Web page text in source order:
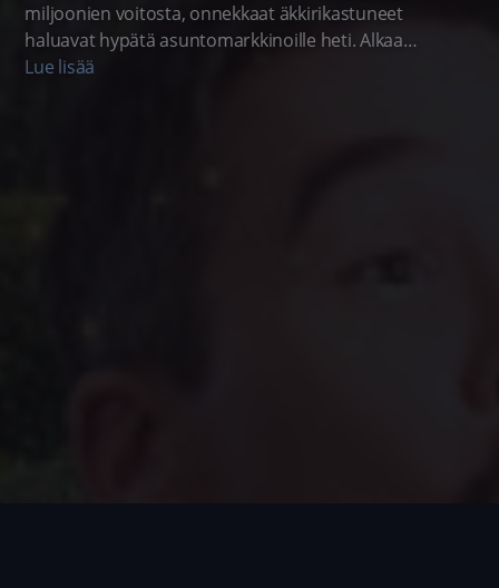
miljoonien voitosta, onnekkaat äkkirikastuneet
haluavat hypätä asuntomarkkinoille heti. Alkaa
uusintana.
Lue lisää